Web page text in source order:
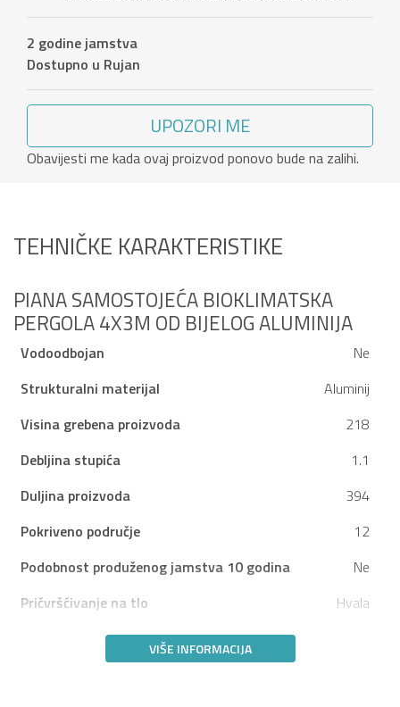
2 godine jamstva
Dostupno u Rujan
UPOZORI ME
Obavijesti me kada ovaj proizvod ponovo bude na zalihi.
TEHNIČKE KARAKTERISTIKE
PIANA SAMOSTOJEĆA BIOKLIMATSKA
PERGOLA 4X3M OD BIJELOG ALUMINIJA
Vodoodbojan
Ne
Strukturalni materijal
Aluminij
Visina grebena proizvoda
218
Debljina stupića
1.1
Duljina proizvoda
394
Pokriveno područje
12
Podobnost produženog jamstva 10 godina
Ne
Pričvršćivanje na tlo
Hvala
VIŠE INFORMACIJA